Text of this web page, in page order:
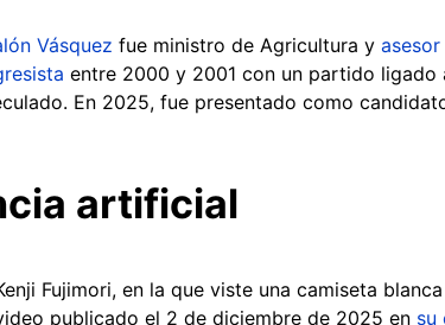
Vásquez fue ministro de Agricultura y
entre 2000 y 2001 con un partido ligado
En 2025, fue presentado como
artificial
Fujimori, en la que viste una camiseta
publicado el 2 de diciembre de 2025 en su